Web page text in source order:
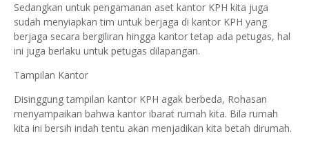
Sedangkan untuk pengamanan aset kantor KPH kita juga
sudah menyiapkan tim untuk berjaga di kantor KPH yang
berjaga secara bergiliran hingga kantor tetap ada petugas, hal
ini juga berlaku untuk petugas dilapangan.
Tampilan Kantor
Disinggung tampilan kantor KPH agak berbeda, Rohasan
menyampaikan bahwa kantor ibarat rumah kita. Bila rumah
kita ini bersih indah tentu akan menjadikan kita betah dirumah.